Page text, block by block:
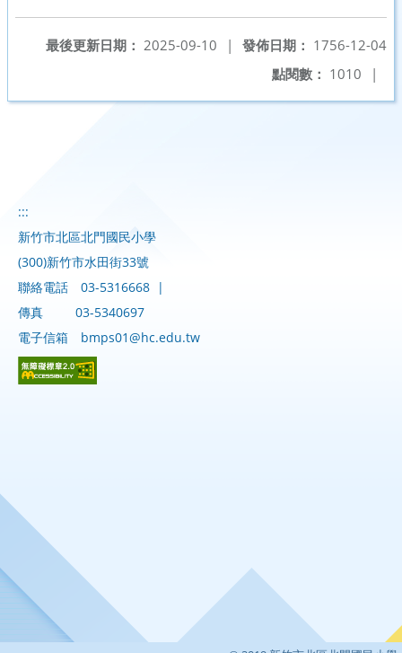
發佈日期： 1756-12-04
最後更新日期： 2025-09-10
|
點閱數： 1010 |
:::
新竹市北區北門國民小學
(300)新竹市水田街33號
聯絡電話
03-5316668 |
傳真
03-5340697
電子信箱
bmps01@hc.edu.tw